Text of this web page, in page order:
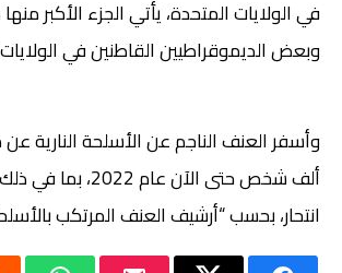
في الولايات المتحدة، يأتي الجزء الأكبر
وبعض الديموقراطيين القاطنين في الولايات
انتحار، بحسب “أرشيف العنف المرتكب